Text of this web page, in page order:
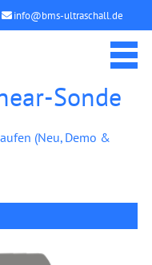
info@bms-ultraschall.de
Sonde
(Neu, Demo &